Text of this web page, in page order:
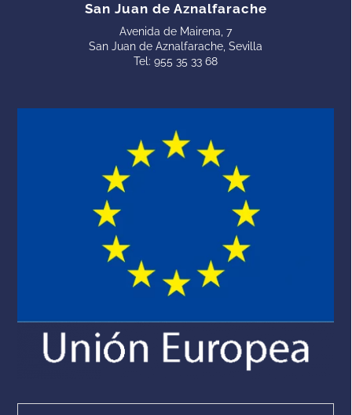
San Juan de Aznalfarache
Avenida de Mairena, 7
San Juan de Aznalfarache, Sevilla
Tel:955 35 33 68